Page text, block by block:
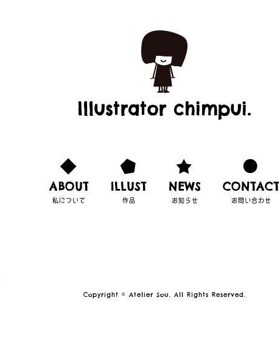
Illustrator chimpui.
ABOUT
私について
ILLUST
作品
NEWS
お知らせ
CONTACT
お問い合わせ
Copyright © Atelier Sou. All Rights Reserved.